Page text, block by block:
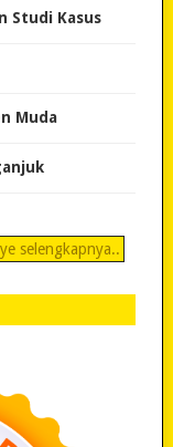
Studi Kasus
Muda
selengkapnya..